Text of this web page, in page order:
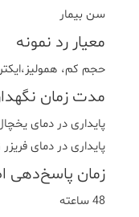
سن بیمار
معیار رد نمونه
حجم کم،
مدت زمان
پایداری در دمای یخچال 2 تا 8 درجه 7
پایداری در دمای فریزر زیر 20 درجه
زمان پاسخ‌دهی
48 ساعته